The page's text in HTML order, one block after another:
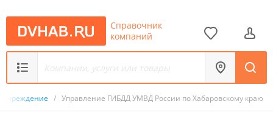
Справочник
компаний
учреждение / Управление ГИБДД УМВД России по Хабаровскому краю